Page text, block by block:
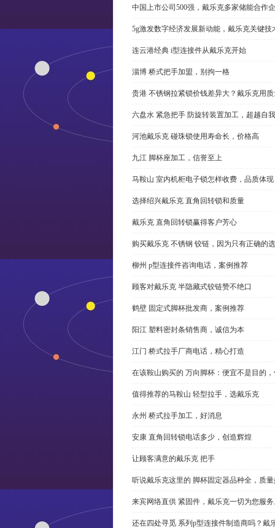
中国上市公司500强，戴乐克多家储能合作
5g激发数字经济发展新动能，戴乐克关键技
连云港经典 i型连接件从戴乐克开始
淄博 桥式把手加盟，别拘一格
贵港 不锈钢拉紧锁价钱差异大？戴乐克用
六盘水 紧急把手 防旋转装置加工，超越自我
河池戴乐克 碰珠锁使用寿命长，价格高
九江 脚杯座加工，信誉至上
马鞍山 室内机柜电子锁怎样收费，品质体现
选择绍兴戴乐克 直角回转锁和质量
戴乐克 直角回转锁赢得客户芳心
购买戴乐克 不锈钢 铰链，因为只有正确的
柳州 p型连接件咨询电话，案例推荐
顾客对戴乐克 半隐藏式铰链赞不绝口
鹤壁 固定式脚杯批发商，案例推荐
阳江 塑料密封条销售商，诚信为本
江门 桥式拉手厂商电话，精心打造
在该鞍山购买的 万向脚杯：便宜不是目的
值得推荐的马鞍山 轻型拉手，选戴乐克
永州 桥式拉手加工，好消息
安康 直角回转锁电话多少，创造辉煌
让顾客满意的戴乐克 把手
听说戴乐克这里的 脚杯固定器品种全，质
来宾网络直供 紧固件，戴乐克一切为您服
还在四处寻觅 系列p型连接件制造商吗？戴